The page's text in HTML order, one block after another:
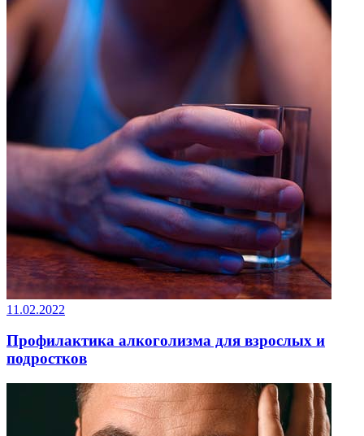
11.02.2022
Профилактика алкоголизма для взрослых и
подростков